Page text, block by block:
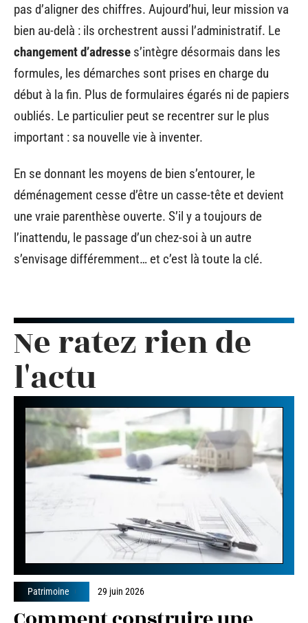
pas d’aligner des chiffres. Aujourd’hui, leur mission va
bien au-delà : ils orchestrent aussi l’administratif. Le
changement d’adresse s’intègre désormais dans les
formules, les démarches sont prises en charge du
début à la fin. Plus de formulaires égarés ni de papiers
oubliés. Le particulier peut se recentrer sur le plus
important : sa nouvelle vie à inventer.
En se donnant les moyens de bien s’entourer, le
déménagement cesse d’être un casse-tête et devient
une vraie parenthèse ouverte. S’il y a toujours de
l’inattendu, le passage d’un chez-soi à un autre
s’envisage différemment… et c’est là toute la clé.
Ne ratez rien de
l'actu
Patrimoine 29 juin 2026